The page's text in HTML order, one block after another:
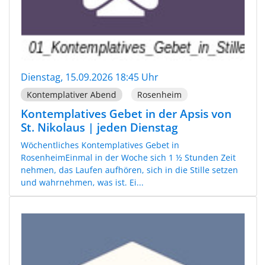
Dienstag, 15.09.2026 18:45 Uhr
Kontemplativer Abend Rosenheim
Kontemplatives Gebet in der Apsis von
St. Nikolaus | jeden Dienstag
Wöchentliches Kontemplatives Gebet in
RosenheimEinmal in der Woche sich 1 ½ Stunden Zeit
nehmen, das Laufen aufhören, sich in die Stille setzen
und wahrnehmen, was ist. Ei...